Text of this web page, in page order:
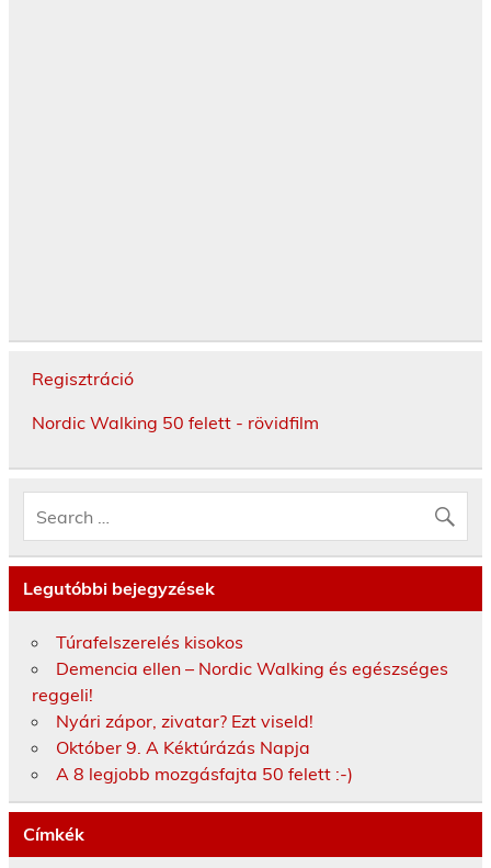
Regisztráció
Nordic Walking 50 felett - rövidfilm
Legutóbbi bejegyzések
Túrafelszerelés kisokos
Demencia ellen – Nordic Walking és egészséges
reggeli!
Nyári zápor, zivatar? Ezt viseld!
Október 9. A Kéktúrázás Napja
A 8 legjobb mozgásfajta 50 felett :-)
Címkék